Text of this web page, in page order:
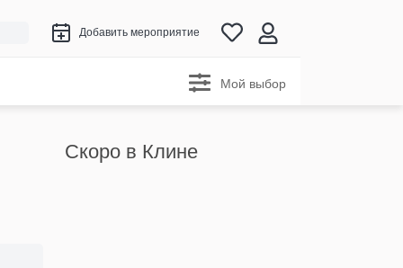
Добавить мероприятие
Мой выбор
Скоро в Клине